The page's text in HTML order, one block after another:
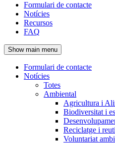
Navegació
principal
de
l'encapçalament
Formulari de contacte
Notícies
Recursos
FAQ
Show main menu
Navegació
principal
Formulari de contacte
Notícies
Totes
Ambiental
Agricultura i
Biodiversitat i
Reciclatge i
Voluntariat